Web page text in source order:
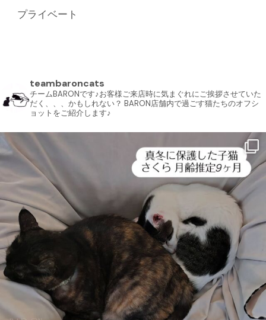
プライベート
teambaroncats
チームBARONです♪お客様ご来店時に気まぐれにご挨拶させていた
だく、、、かもしれない？ BARON店舗内で過ごす猫たちのオフシ
ョットをご紹介します♪